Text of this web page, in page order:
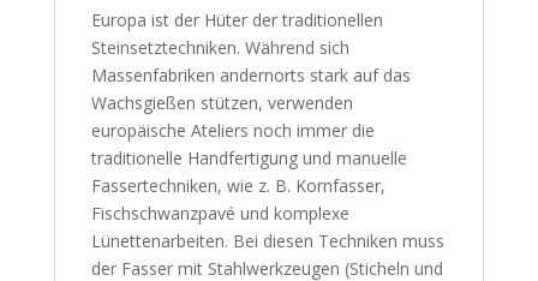
Europa ist der Hüter der traditionellen
Steinsetztechniken. Während sich
Massenfabriken andernorts stark auf das
Wachsgießen stützen, verwenden
europäische Ateliers noch immer die
traditionelle Handfertigung und manuelle
Fassertechniken, wie z. B. Kornfasser,
Fischschwanzpavé und komplexe
Lünettenarbeiten. Bei diesen Techniken muss
der Fasser mit Stahlwerkzeugen (Sticheln und